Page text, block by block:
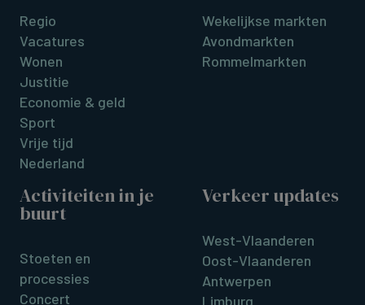
Regio
Vacatures
Wonen
Justitie
Economie & geld
Sport
Vrije tijd
Nederland
Wekelijkse markten
Avondmarkten
Rommelmarkten
Activiteiten in je
buurt
Stoeten en
processies
Concert
Verkeer updates
West-Vlaanderen
Oost-Vlaanderen
Antwerpen
Limburg